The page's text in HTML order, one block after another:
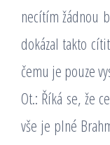
necítím žádnou
dokázal takto
čemu je pouze
Ot.: Říká se, že
vše je plné